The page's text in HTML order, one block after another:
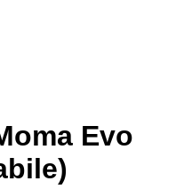
Evo